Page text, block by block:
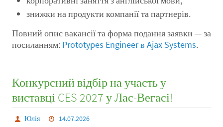
знижки на продукти компанії та партнерів.
Повний опис вакансії та форма подання заявки — за
посиланням: Prototypes Engineer в Ajax Systems.
Конкурсний відбір на участь у
виставці CES 2027 у Лас-Вегасі!
Юлія
14.07.2026